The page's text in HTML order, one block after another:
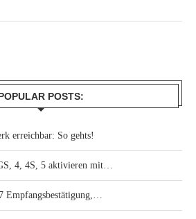
POSTS:
erreichbar: So gehts!
4, 4S, 5 aktivieren mit…
Empfangsbestätigung,…